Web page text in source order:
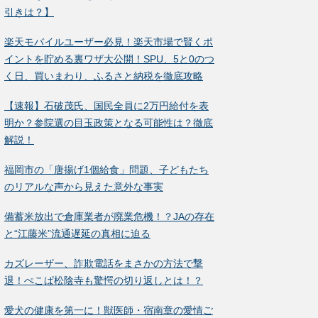
引きは？】
楽天モバイルユーザー必見！楽天市場で賢くポ
イントを貯める裏ワザ大公開！SPU、5と0のつ
く日、買いまわり、ふるさと納税を徹底攻略
【速報】石破茂氏、国民全員に2万円給付を表
明か？参院選の目玉政策となる可能性は？徹底
解説！
福岡市の「唐揚げ1個給食」問題、子どもたち
のリアルな声から見えた意外な事実
備蓄米放出で倉庫業者が廃業危機！？JAの存在
と“江藤米”流通遅延の真相に迫る
カズレーザー、詐欺電話をまさかの方法で撃
退！ぺこぱ松陰寺も驚愕の切り返しとは！？
愛犬の健康を第一に！獣医師・宿南章の愛情ご